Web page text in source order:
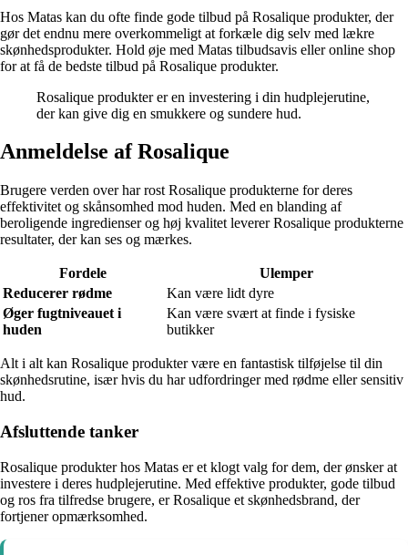
Hos Matas kan du ofte finde gode tilbud på Rosalique produkter, der
gør det endnu mere overkommeligt at forkæle dig selv med lækre
skønhedsprodukter. Hold øje med Matas tilbudsavis eller online shop
for at få de bedste tilbud på Rosalique produkter.
Rosalique produkter er en investering i din hudplejerutine,
der kan give dig en smukkere og sundere hud.
Anmeldelse af Rosalique
Brugere verden over har rost Rosalique produkterne for deres
effektivitet og skånsomhed mod huden. Med en blanding af
beroligende ingredienser og høj kvalitet leverer Rosalique produkterne
resultater, der kan ses og mærkes.
Fordele
Ulemper
Reducerer rødme
Kan være lidt dyre
Øger fugtniveauet i
huden
Kan være svært at finde i fysiske
butikker
Alt i alt kan Rosalique produkter være en fantastisk tilføjelse til din
skønhedsrutine, især hvis du har udfordringer med rødme eller sensitiv
hud.
Afsluttende tanker
Rosalique produkter hos Matas er et klogt valg for dem, der ønsker at
investere i deres hudplejerutine. Med effektive produkter, gode tilbud
og ros fra tilfredse brugere, er Rosalique et skønhedsbrand, der
fortjener opmærksomhed.